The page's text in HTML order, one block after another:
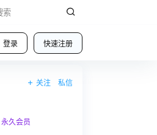
登录 快速注册
关注 私信
永久会员